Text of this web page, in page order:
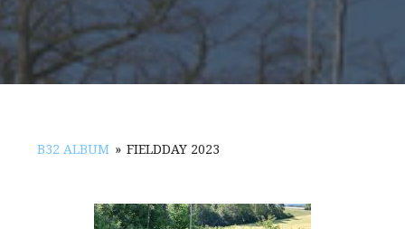
B32 ALBUM » FIELDDAY 2023